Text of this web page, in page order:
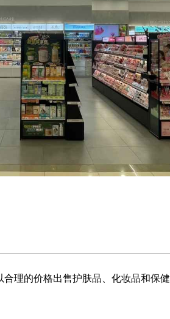
理的价格出售护肤品、化妆品和保